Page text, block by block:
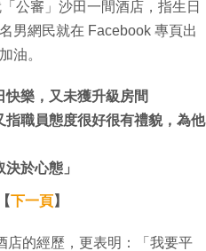
公審」沙田一間酒店，指生日
男網民就在 Facebook 專頁出
油。
樂，又未獲升級房間
職員態度很好很有禮貌，為他
於心態」
下一頁】
店的經歷，更表明：「我要平